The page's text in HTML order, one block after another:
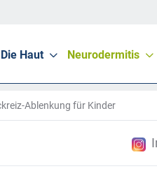
Die Haut Neurodermitis
Ablenkung für Kinder